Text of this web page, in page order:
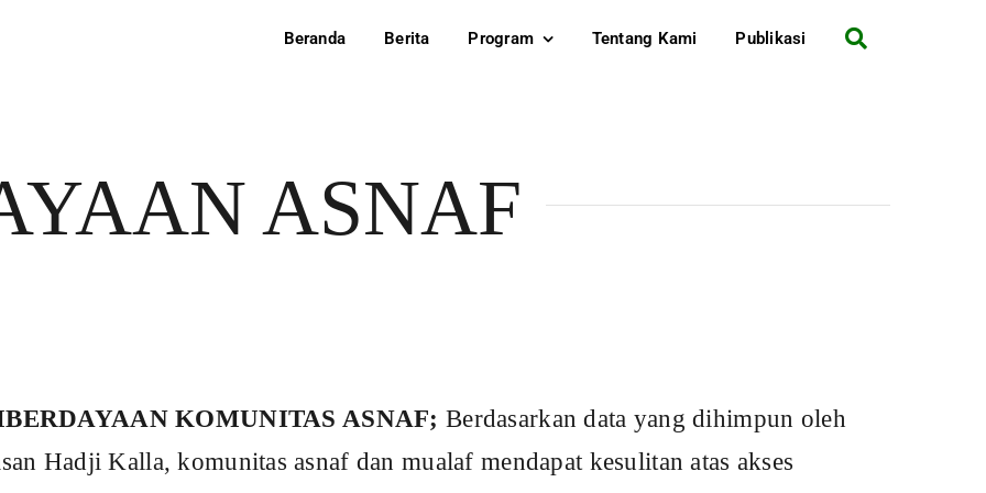
Beranda Berita Program Tentang Kami Publikasi
ASNAF
komunitas asnaf dan mualaf mendapat kesulitan atas akses
pembelajaran agama serta kesulitan dalam pemenuhan kebutuhan
karena belum adanya lembaga yang secara rutin melakukan